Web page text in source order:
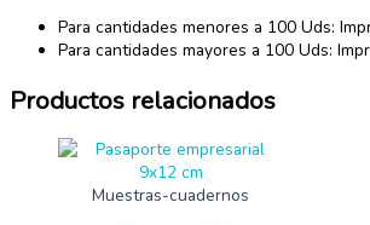
Para cantidades menores a 100 Uds:
Para cantidades mayores a 100 Uds:
Productos relacionados
Muestras-cuadernos